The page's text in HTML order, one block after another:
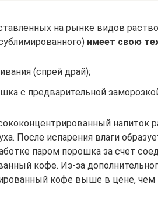
на рынке видов
имеет свою
(спрей драй);
с предварительной
напиток
После испарения влаги
паром порошка за счет
кофе. Из-за
кофе выше в цене,